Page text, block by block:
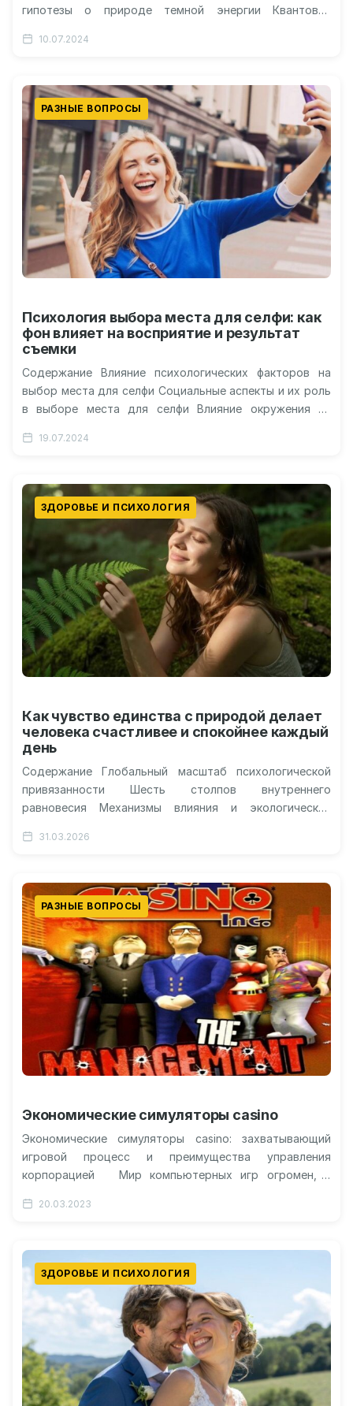
гипотезы о природе темной энергии Квантовая
Модифицированная гравитация Влияние темной
10.07.2024
РАЗНЫЕ ВОПРОСЫ
Психология выбора места для селфи: как
фон влияет на восприятие и результат
съемки
Содержание Влияние психологических факторов на
выбор места для селфи Социальные аспекты и их роль
в выборе места для селфи Влияние окружения на
19.07.2024
ЗДОРОВЬЕ И ПСИХОЛОГИЯ
Как чувство единства с природой делает
человека счастливее и спокойнее каждый
день
Содержание Глобальный масштаб психологической
привязанности Шесть столпов внутреннего
равновесия Механизмы влияния и экологический
вектор для каждого Чувство эмоциональной связи…
31.03.2026
РАЗНЫЕ ВОПРОСЫ
Экономические симуляторы casino
Экономические симуляторы casino: захватывающий
игровой процесс и преимущества управления
корпорацией Мир компьютерных игр огромен, и
концепциями и…
20.03.2023
ЗДОРОВЬЕ И ПСИХОЛОГИЯ